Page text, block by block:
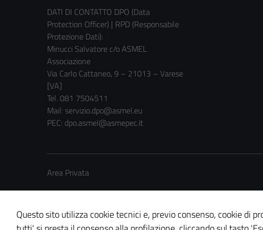
DATI DI CONTATTO DPO (Data
Protection Officer) | RPD (Responsabile
Protezione Dati):
Minucci Salvatore c/o ASMEL
Associazione
Via Carlo Cattaneo, 9 – 21013 – Varese
[VA]
Tel. 081 7504511
Mail: servizio.dpo@asmel.eu
PEC: dpo.asmel@asmepec.it
Area Privata
Questo sito utilizza cookie tecnici e, previo consenso, cookie di